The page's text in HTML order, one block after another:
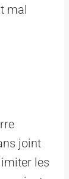
mal
joint
les